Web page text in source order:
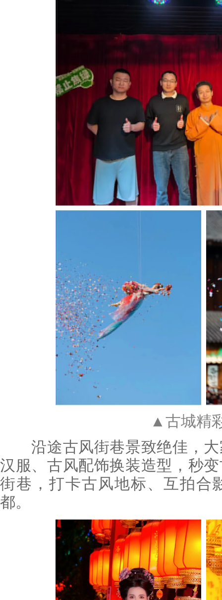
▲古城精
沿途古风街巷景致绝佳，大
汉服、古风配饰换装造型，秒
街巷，打卡古风地标、互拍合
都。